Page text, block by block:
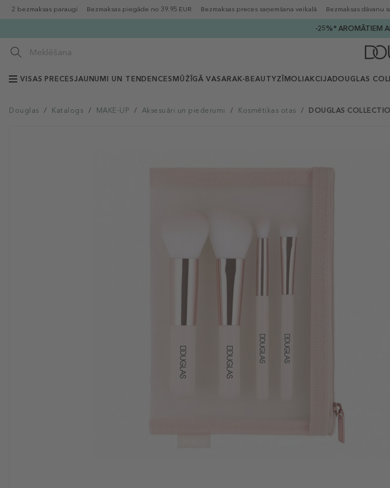
2 bezmaksas paraugi Bezmaksas piegāde no 39.95 EUR Bezmaksas preces saņemšana veikalā Bezmaksas dāvanu
-25%* AROMĀTIEM
VISAS PRECESJAUNUMI UN TENDENCES MŪŽĪGĀ VASARAK-BEAUTYZĪMOLIAKCIJADOUGLAS
Douglas / Katalogs / MAKE-UP / Aksesuāri un piederumi / Kosmētikas otas / DOUGLAS